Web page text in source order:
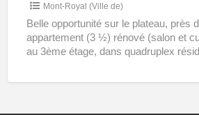
semi-
meublé
Mont-Royal (Ville de)
Belle opportunité sur le plateau, près
appartement (3 ½) rénové (salon et
au 3ème étage, dans quadruplex